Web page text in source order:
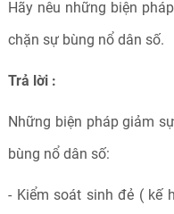
Hãy nêu những biện
chặn sự bùng nổ dân số.
Trả lời :
Những biện pháp giảm
bùng nổ dân số:
- Kiểm soát sinh đẻ ( kế